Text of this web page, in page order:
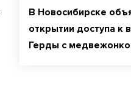
В Новосибирске
открытии доступа к
Герды с